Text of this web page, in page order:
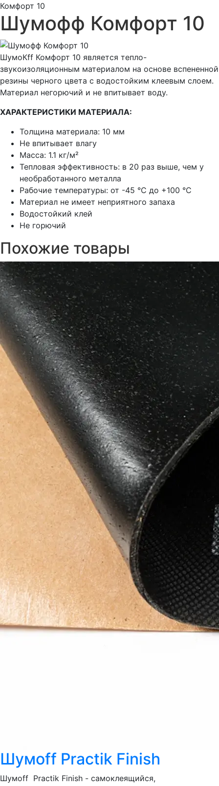
Комфорт 10
Шумофф Комфорт 10
ШумоКff Комфорт 10 является тепло-
звукоизоляционным материалом на основе вспененной
резины черного цвета с водостойким клеевым слоем.
Материал негорючий и не впитывает воду.
ХАРАКТЕРИСТИКИ МАТЕРИАЛА:
Толщина материала: 10 мм
Не впитывает влагу
Масса: 1.1 кг/м²
Тепловая эффективность: в 20 раз выше, чем у
необработанного металла
Рабочие температуры: от -45 °С до +100 °С
Материал не имеет неприятного запаха
Водостойкий клей
Не горючий
Похожие товары
Шумoff Practik Finish
Шумоff Practik Finish - самоклеящийся,